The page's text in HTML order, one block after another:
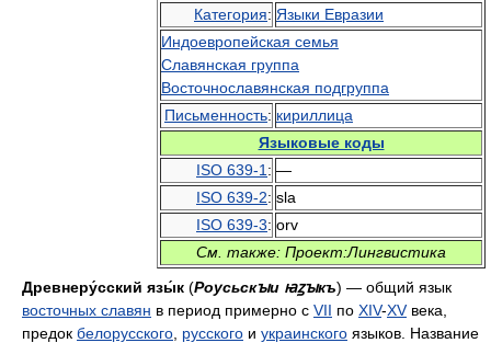
Категория: Языки Евразии
Индоевропейская семья
Славянская группа
Восточнославянская подгруппа
Письменность: кириллица
Языковые коды
ISO 639-1 : —
ISO 639-2: sla
ISO 639-3: orv
См. также: Проект:Лингвистика
Древнеру́сский язы́к (Роусьскꙑи ꙗꙁꙑкъ) — общий язык
восточных славян в период примерно с VII по XIV-XVвека,
предок белорусского русского и украинского языков. Название